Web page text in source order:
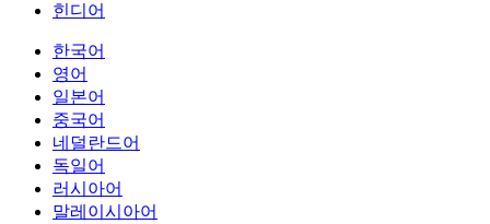
힌디어
한국어
영어
일본어
중국어
네덜란드어
독일어
러시아어
말레이시아어